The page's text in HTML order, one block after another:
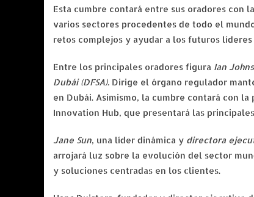
Esta cumbre contará entre sus oradores con
varios sectores procedentes de todo el
retos complejos y ayudar a los futuros
Entre los principales oradores figura Ian
Dubái (DFSA). Dirige el órgano regulador
en Dubái. Asimismo, la cumbre contará con la
Innovation Hub, que presentará las
Jane Sun, una líder dinámica y directora
arrojará luz sobre la evolución del sector
y soluciones centradas en los clientes.